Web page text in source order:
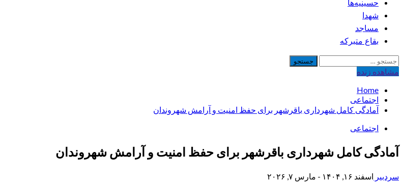
حسینیه‌ها
شهدا
مساجد
بقاع متبرکه
جستجو
برای:
مشاهده‌ زنده
Home
اجتماعی
آمادگی کامل شهرداری باقرشهر برای حفظ امنیت و آرامش شهروندان
اجتماعی
آمادگی کامل شهرداری باقرشهر برای حفظ امنیت و آرامش شهروندان
سردبیر اسفند ۱۶, ۱۴۰۴ - مارس ۷, ۲۰۲۶